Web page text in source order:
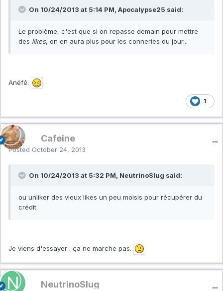
On 10/24/2013 at 5:14 PM, Apocalypse25 said:
Le problème, c'est que si on repasse demain pour mettre
des likes, on en aura plus pour les conneries du jour...
Anéfé.
1
Cafeine
Posted October 24, 2013
On 10/24/2013 at 5:32 PM, NeutrinoSlug said:
ou unliker des vieux likes un peu moisis pour récupérer du
crédit.
Je viens d'essayer : ça ne marche pas.
NeutrinoSlug